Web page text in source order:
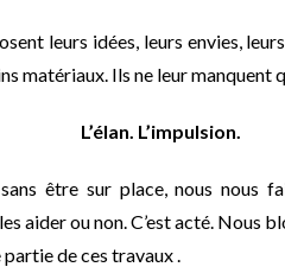
leurs idées, leurs envies,
matériaux. Ils ne leur manquent
L’élan. L’impulsion.
être sur place, nous nous
aider ou non. C’est acté. Nous
partie de ces travaux.